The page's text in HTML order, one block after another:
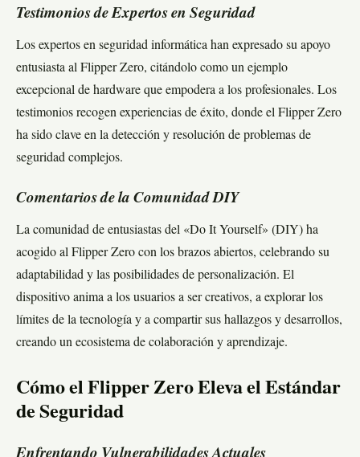
Testimonios de Expertos en Seguridad
Los expertos en seguridad informática han expresado su apoyo
entusiasta al Flipper Zero, citándolo como un ejemplo
excepcional de hardware que empodera a los profesionales. Los
testimonios recogen experiencias de éxito, donde el Flipper Zero
ha sido clave en la detección y resolución de problemas de
seguridad complejos.
Comentarios de la Comunidad DIY
La comunidad de entusiastas del «Do It Yourself» (DIY) ha
acogido al Flipper Zero con los brazos abiertos, celebrando su
adaptabilidad y las posibilidades de personalización. El
dispositivo anima a los usuarios a ser creativos, a explorar los
límites de la tecnología y a compartir sus hallazgos y desarrollos,
creando un ecosistema de colaboración y aprendizaje.
Cómo el Flipper Zero Eleva el Estándar
de Seguridad